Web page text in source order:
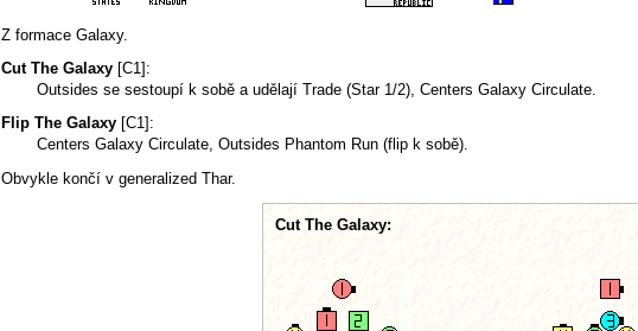
Z formace Galaxy.
Cut The Galaxy [C1]:
Outsides se sestoupí k sobě a udělají Trade (Star 1/2), Centers Galaxy Circulate.
Flip The Galaxy [C1]:
Centers Galaxy Circulate, Outsides Phantom Run (flip k sobě).
Obvykle končí v generalized Thar.
Cut The Galaxy: